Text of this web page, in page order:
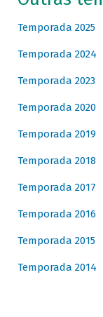
Temporada 2025
Temporada 2024
Temporada 2023
Temporada 2020
Temporada 2019
Temporada 2018
Temporada 2017
Temporada 2016
Temporada 2015
Temporada 2014